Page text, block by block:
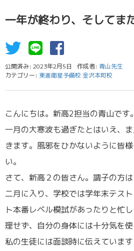
一年が終わり、そしてま
公開済み: 2023年2月5日 作成者: 青山先生
カテゴリー: 東進衛星予備校 金沢本町校
こんにちは。新高2担当の青山です。
一月の大寒波も過ぎたとはいえ、
きます。風邪をひかないように皆
い。
さて、新高２の皆さん。調子の方
二月に入り、学校では学年末テス
ト本番レベル模試があったりと忙
理せず、自分の身体には十分気を使
私の生徒には面談時に伝えていま